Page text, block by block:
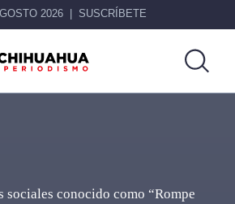
2026 SUSCRÍBETE
sociales conocido como “Rompe